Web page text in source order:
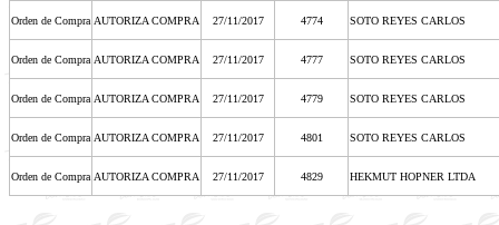
Orden de Compra AUTORIZA COMPRA 27/11/2017 4774 SOTO REYES CARLOS
Orden de Compra AUTORIZA COMPRA 27/11/2017 4777 SOTO REYES CARLOS
Orden de Compra AUTORIZA COMPRA 27/11/2017 4779 SOTO REYES CARLOS
Orden de Compra AUTORIZA COMPRA 27/11/2017 4801 SOTO REYES CARLOS
Orden de Compra AUTORIZA COMPRA 27/11/2017 4829 HEKMUT HOPNER LTDA